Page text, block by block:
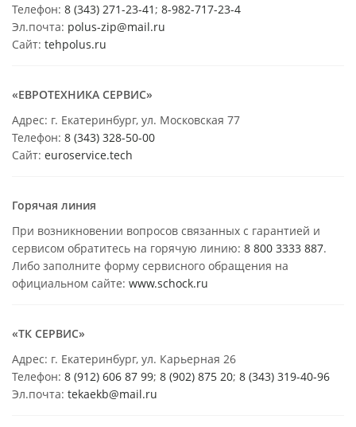
Телефон: 8 (343) 271-23-41; 8-982-717-23-4
Эл.почта: polus-zip@mail.ru
Сайт: tehpolus.ru
«ЕВРОТЕХНИКА СЕРВИС»
Адрес: г. Екатеринбург, ул. Московская 77
Телефон: 8 (343) 328-50-00
Сайт: euroservice.tech
Горячая линия
При возникновении вопросов связанных с гарантией и
сервисом обратитесь на горячую линию: 8 800 3333 887.
Либо заполните форму сервисного обращения на
официальном сайте: www.schock.ru
«ТК СЕРВИС»
Адрес: г. Екатеринбург, ул. Карьерная 26
Телефон: 8 (912) 606 87 99; 8 (902) 875 20; 8 (343) 319-40-96
Эл.почта: tekaekb@mail.ru